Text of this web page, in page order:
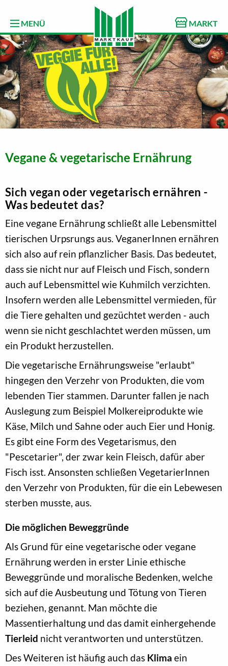
MENÜ MARKT
Vegane & vegetarische Ernährung
Sich vegan oder vegetarisch ernähren -
Was bedeutet das?
Eine vegane Ernährung schließt alle Lebensmittel
tierischen Urpsrungs aus. VeganerInnen ernähren
sich also auf rein pflanzlicher Basis. Das bedeutet,
dass sie nicht nur auf Fleisch und Fisch, sondern
auch auf Lebensmittel wie Kuhmilch verzichten.
Insofern werden alle Lebensmittel vermieden, für
die Tiere gehalten und gezüchtet werden - auch
wenn sie nicht geschlachtet werden müssen, um
ein Produkt herzustellen.
Die vegetarische Ernährungsweise "erlaubt"
hingegen den Verzehr von Produkten, die vom
lebenden Tier stammen. Darunter fallen je nach
Auslegung zum Beispiel Molkereiprodukte wie
Käse, Milch und Sahne oder auch Eier und Honig.
Es gibt eine Form des Vegetarismus, den
"Pescetarier", der zwar kein Fleisch, dafür aber
Fisch isst. Ansonsten schließen VegetarierInnen
den Verzehr von Produkten, für die ein Lebewesen
sterben musste, aus.
Die möglichen Beweggründe
Als Grund für eine vegetarische oder vegane
Ernährung werden in erster Linie ethische
Beweggründe und moralische Bedenken, welche
sich auf die Ausbeutung und Tötung von Tieren
beziehen, genannt. Man möchte die
Massentierhaltung und das damit einhergehende
Tierleid nicht verantworten und unterstützen.
Des Weiteren ist häufig auch das Klima ein